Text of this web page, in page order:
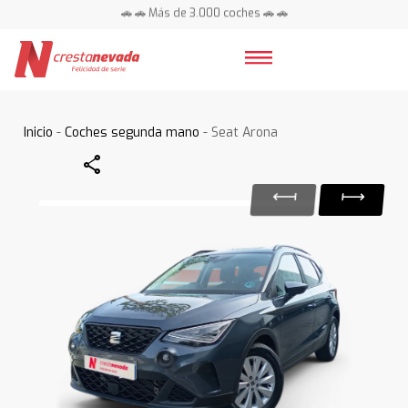
🚗 🚗 Más de 3.000 coches 🚗 🚗
Inicio -Coches segunda mano - Seat Arona
Share